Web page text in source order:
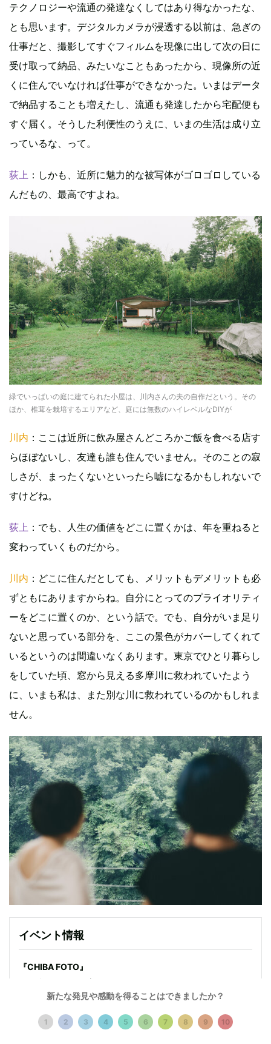
テクノロジーや流通の発達なくしてはあり得なかったな、
とも思います。デジタルカメラが浸透する以前は、急ぎの
仕事だと、撮影してすぐフィルムを現像に出して次の日に
受け取って納品、みたいなこともあったから、現像所の近
くに住んでいなければ仕事ができなかった。いまはデータ
で納品することも増えたし、流通も発達したから宅配便も
すぐ届く。そうした利便性のうえに、いまの生活は成り立
っているな、って。
荻上 ：しかも、近所に魅力的な被写体がゴロゴロしている
んだもの、最高ですよね。
緑でいっぱいの庭に建てられた小屋は、川内さんの夫の自作だという。その
ほか、椎茸を栽培するエリアなど、庭には無数のハイレベルなDIYが
川内 ：ここは近所に飲み屋さんどころかご飯を食べる店す
らほぼないし、友達も誰も住んでいません。そのことの寂
しさが、まったくないといったら嘘になるかもしれないで
すけどね。
荻上 ：でも、人生の価値をどこに置くかは、年を重ねると
変わっていくものだから。
川内 ：どこに住んだとしても、メリットもデメリットも必
ずともにありますからね。自分にとってのプライオリティ
ーをどこに置くのか、という話で。でも、自分がいま足り
ないと思っている部分を、ここの景色がカバーしてくれて
いるというのは間違いなくあります。東京でひとり暮らし
をしていた頃、窓から見える多摩川に救われていたよう
に、いまも私は、また別な川に救われているのかもしれま
せん。
イベント情報
『CHIBA FOTO』
2021年8月21日（土）～9月12日（日）
参加作家：
宇佐美雅浩
川内倫子
新たな発見や感動を得ることはできましたか？
1 2 3 4 5 6 7 8 9 10